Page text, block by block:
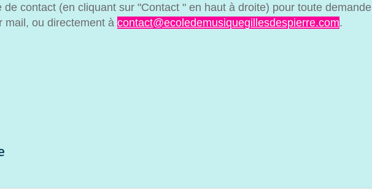
contact (en cliquant sur "Contact " en haut à droite) pour toute demande
mail, ou directement à contact@ecoledemusiquegillesdespierre.com.